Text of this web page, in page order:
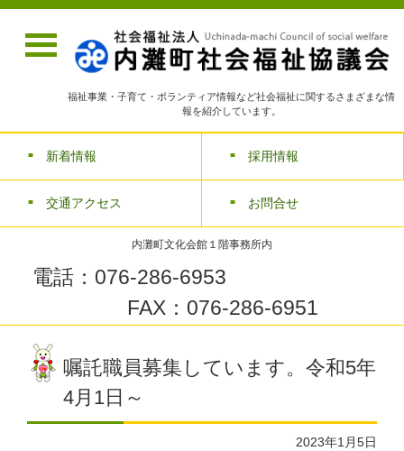
福祉事業・子育て・ボランティア情報など社会福祉に関するさまざまな情
報を紹介しています。
新着情報 採用情報
交通アクセス お問合せ
内灘町文化会館１階事務所内
電話：076-286-6953
FAX：076-286-6951
嘱託職員募集しています。令和5年
4月1日～
2023年1月5日